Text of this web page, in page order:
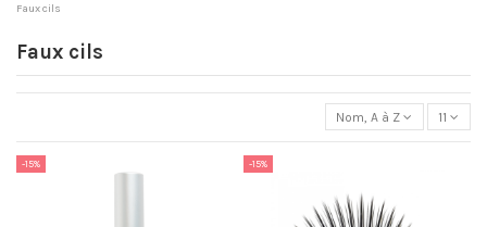
Faux cils
Faux cils
Nom, A à Z 11
-15% -15%